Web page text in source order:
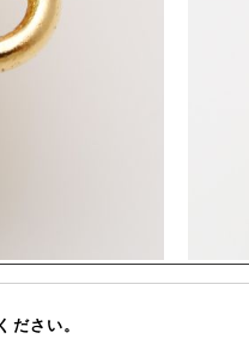
ださい。